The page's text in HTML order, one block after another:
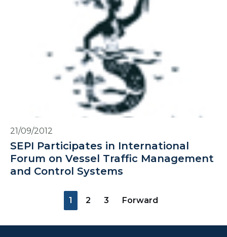
21/09/2012
SEPI Participates in International
Forum on Vessel Traffic Management
and Control Systems
1 2 3 Forward